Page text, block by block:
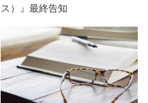
ス）』最終告知